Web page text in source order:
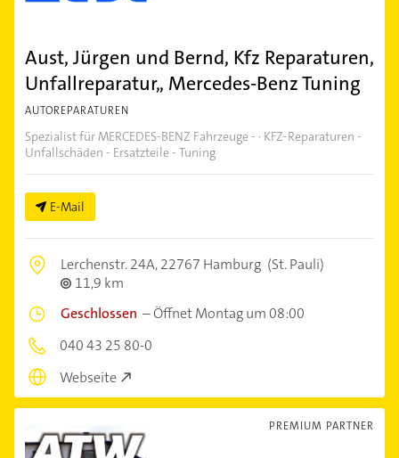
Aust, Jürgen und Bernd, Kfz Reparaturen,
Unfallreparatur,, Mercedes-Benz Tuning
AUTOREPARATUREN
Spezialist für MERCEDES-BENZ Fahrzeuge - · KFZ-Reparaturen -
Unfallschäden - Ersatzteile - Tuning
E-Mail
Lerchenstr. 24A,22767 Hamburg (St. Pauli)
11,9 km
Geschlossen –Öffnet Montag um 08:00
040 43 25 80-0
Webseite
PREMIUM PARTNER